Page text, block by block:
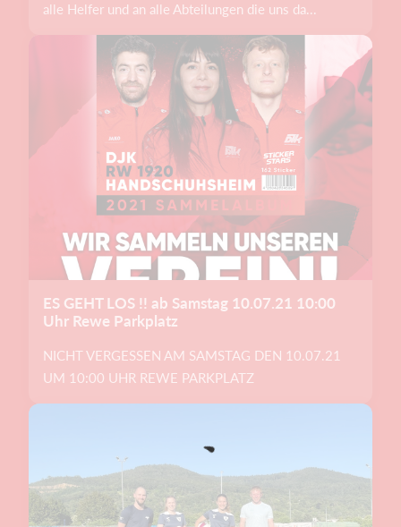
alle Helfer und an alle Abteilungen die uns da...
ES GEHT LOS !! ab Samstag 10.07.21 10:00
Uhr Rewe Parkplatz
NICHT VERGESSEN AM SAMSTAG DEN 10.07.21
UM 10:00 UHR REWE PARKPLATZ